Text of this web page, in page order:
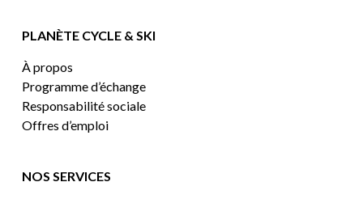
PLANÈTE CYCLE & SKI
À propos
Programme d’échange
Responsabilité sociale
Offres d’emploi
NOS SERVICES